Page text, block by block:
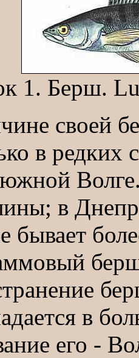
1. Берш.
своей
в редких
в
бывает
в
его -